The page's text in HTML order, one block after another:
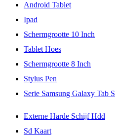
Android Tablet
Ipad
Schermgrootte 10 Inch
Tablet Hoes
Schermgrootte 8 Inch
Stylus Pen
Serie Samsung Galaxy Tab S
Externe Harde Schijf Hdd
Sd Kaart